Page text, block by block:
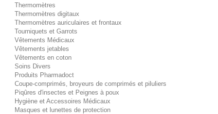
Thermomètres
Thermomètres digitaux
Thermomètres auriculaires et frontaux
Tourniquets et Garrots
Vêtements Médicaux
Vêtements jetables
Vêtements en coton
Soins Divers
Produits Pharmadoct
Coupe-comprimés, broyeurs de comprimés et piluliers
Piqûres d'insectes et Peignes à poux
Hygiène et Accessoires Médicaux
Masques et lunettes de protection